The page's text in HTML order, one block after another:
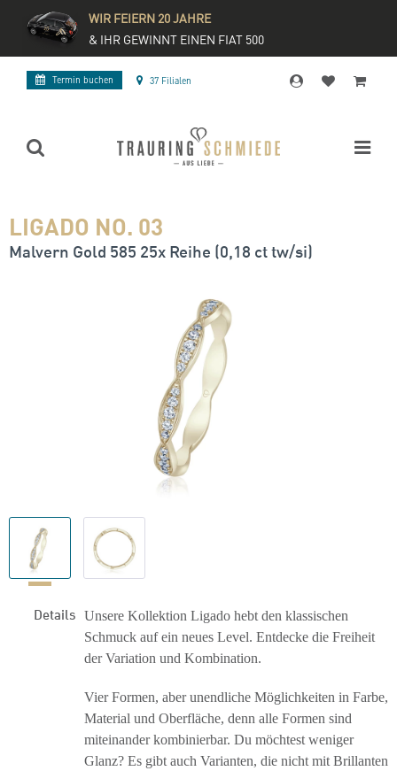
WIR FEIERN 20 JAHRE
& IHR GEWINNT EINEN FIAT 500
Termin buchen 37 Filialen
LIGADO NO. 03
Malvern Gold 585 25x Reihe (0,18 ct tw/si)
Details Unsere Kollektion Ligado hebt den klassischen
Schmuck auf ein neues Level. Entdecke die Freiheit
der Variation und Kombination.
Vier Formen, aber unendliche Möglichkeiten in Farbe,
Material und Oberfläche, denn alle Formen sind
miteinander kombinierbar. Du möchtest weniger
Glanz? Es gibt auch Varianten, die nicht mit Brillanten